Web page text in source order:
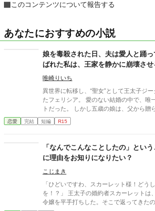
このコンテンツについて報告する
あなたにおすすめの小説
娘を毒殺された日、夫は愛人と踊
ばれた私は、王家を静かに崩壊させ
唯崎りいち
異世界に転移し、“聖女”として王太子ジ
たフェリシア。 愛のない結婚の中で、唯一の救いは娘シャルロッ
トだった。 しかし五歳の娘は、父から贈られたネックレスによっ
て毒殺される。 娘が死んだ日。 王宮では祝賀会が開かれ、夫は愛
人と踊っていた。 誰も娘の死を悲しまない世界で、ただ一人涙を
る。 “聖女は子を産んではならない”とい
の裏にある政治的思惑を。 ――これは、娘を奪われた聖女が、王
家を静かに崩壊へ導いていく物語。
恋愛 完結 短編 R15
「なんでこんなことしたの」とい
に理由をお知りになりたい？
こじまき
「ひどいですわ、スカーレット様！どう
を！？」 王太子の婚約者スカーレットは
令嬢を平手打ちした。そこで返ってきた